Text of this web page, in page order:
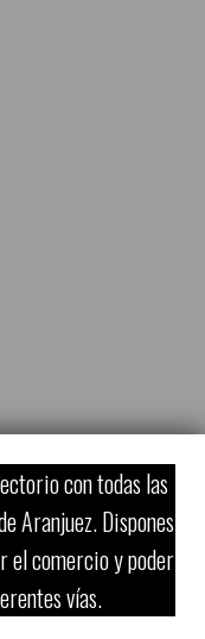
con todas las
Aranjuez. Dispones
el comercio y poder
vías.